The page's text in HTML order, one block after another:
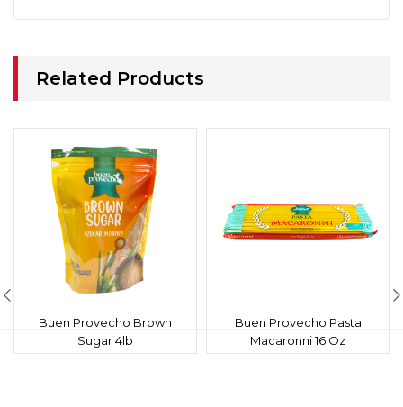
Related Products
Buen Provecho Brown
Sugar 4lb
Buen Provecho Pasta
Macaronni 16 Oz